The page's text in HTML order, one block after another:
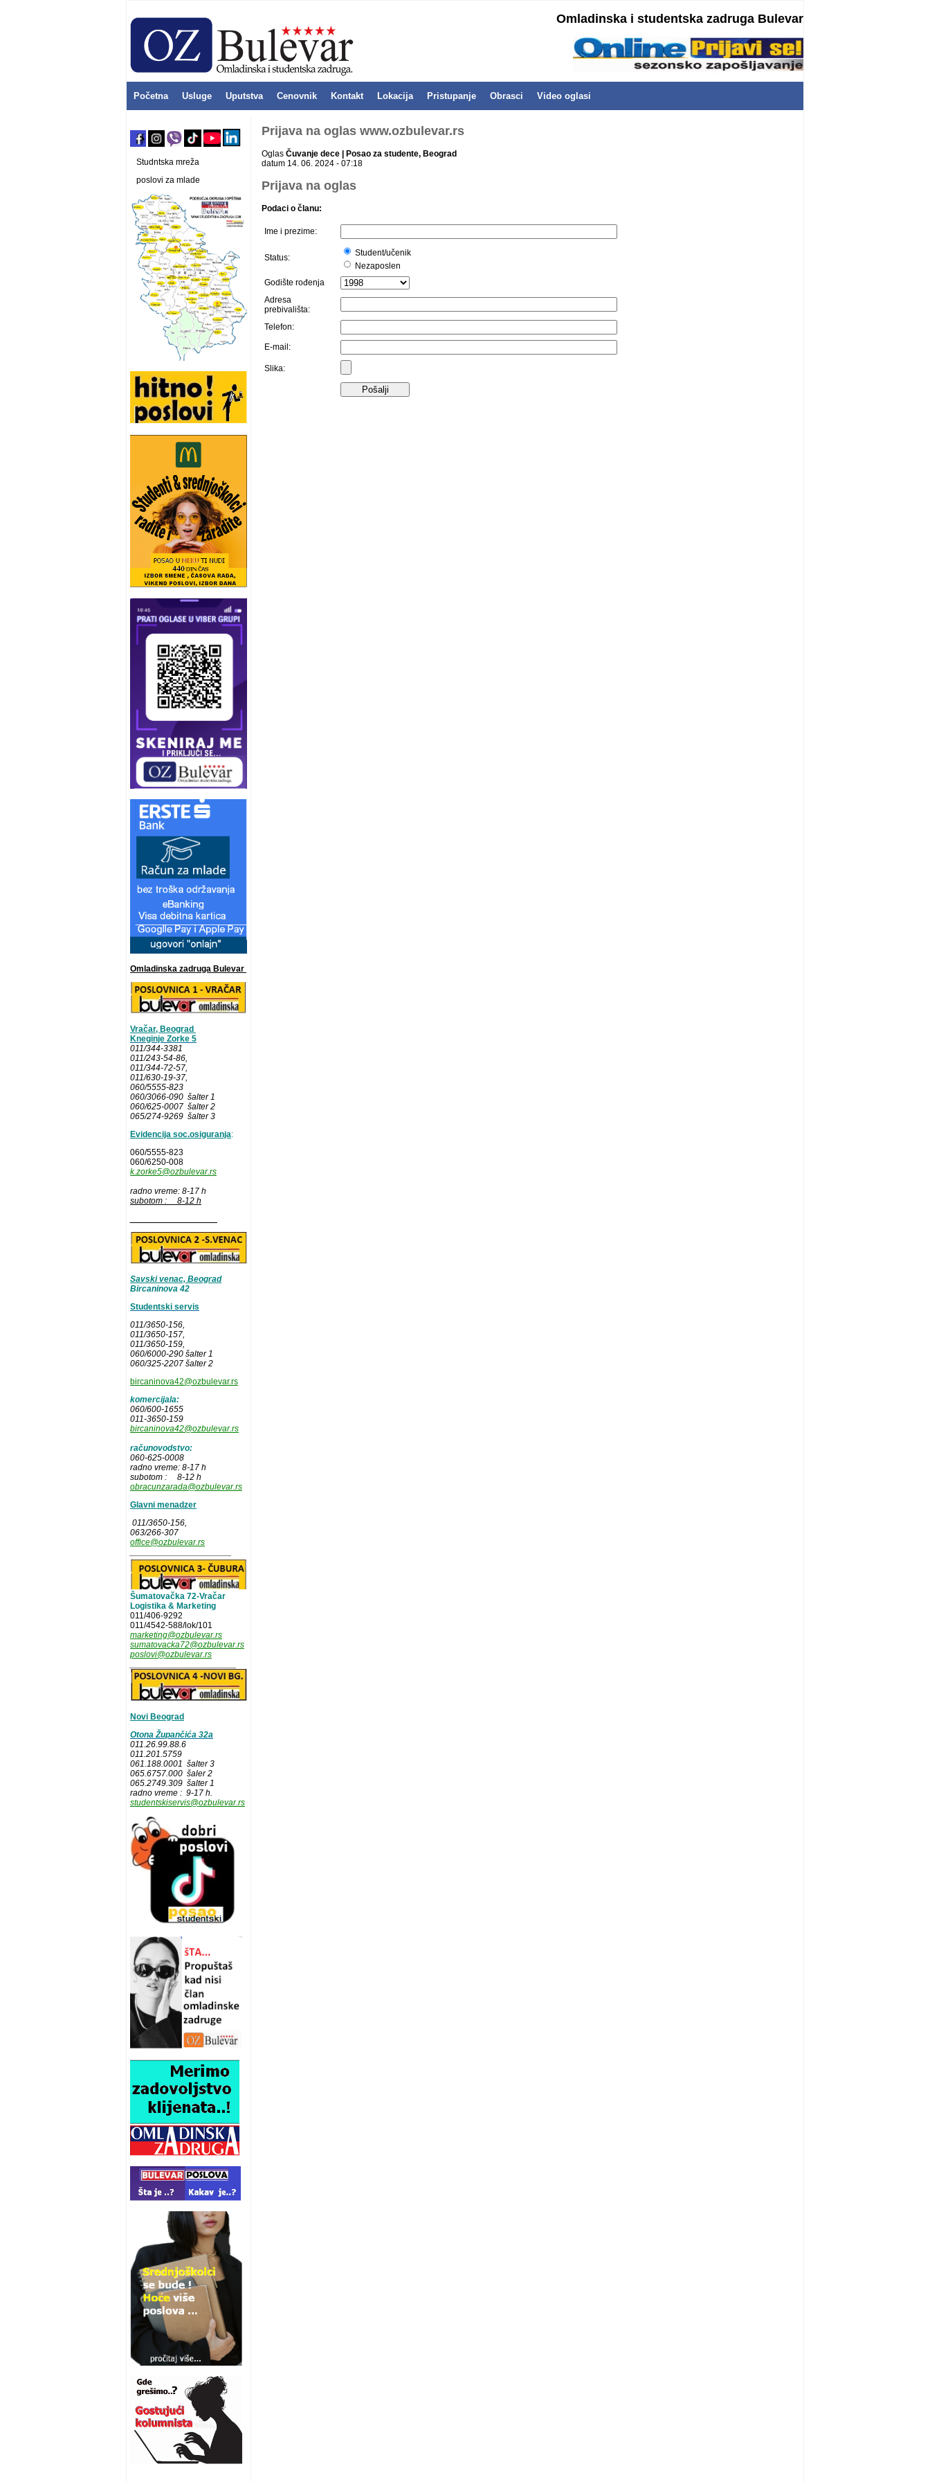
Omladinska i studentska zadruga Bulevar
Početna Usluge Uputstva Cenovnik Kontakt Lokacija Pristupanje Obrasci Video oglasi
Studntska mreža
poslovi za mlade
Omladinska zadruga Bulevar
Vračar, Beograd
Kneginje Zorke 5
011/344-3381
011/243-54-86
011/344-72-57,
011/630-19-37,
060/5555-823
060/3066-090 šalter 1
060/625-0007 šalter 2
065/274-9269 šalter 3
Evidencija soc.osiguranja:
060/5555-823
060/6250-008
k.zorke5@ozbulevar.rs
radno vreme: 8-17 h
subotom : 8-12 h
Savski venac, Beograd
Bircaninova 42
Studentski servis
011/3650-156,
011/3650-157,
011/3650-159,
060/6000-290 šalter 1
060/325-2207 šalter 2
bircaninova42@ozbulevar.rs
komercijala:
060/600-1655
011-3650-159
bircaninova42@ozbulevar.rs
računovodstvo:
060-625-0008
radno vreme: 8-17 h
subotom : 8-12 h
obracunzarada@ozbulevar.rs
Glavni menadzer
011/3650-156,
063/266-307
office@ozbulevar.rs
Šumatovačka 72-Vračar
Logistika & Marketing
011/406-9292
011/4542-588/lok/101
marketing@ozbulevar.rs
sumatovacka72@ozbulevar.rs
poslovi@ozbulevar.rs
Novi Beograd
Otona Župančića 32a
011.26.99.88.6
011.201.5759
061.188.0001 šalter 3
065.6757.000 šaler 2
065.2749.309 šalter 1
radno vreme : 9-17 h.
studentskiservis@ozbulevar.rs
Prijava na oglas www.ozbulevar.rs
Oglas Čuvanje dece | Posao za studente, Beograd
datum 14. 06. 2024 - 07:18
Prijava na oglas
Podaci o članu:
Ime i prezime:
Status:
Student/učenik
Nezaposlen
Godište rođenja
Adresa
prebivališta:
Telefon:
E-mail:
Slika: